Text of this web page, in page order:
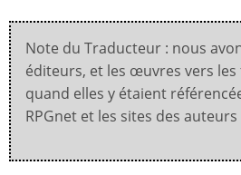
Note du Traducteur : nous
éditeurs, et les œuvres vers les
quand elles y étaient
RPGnet et les sites des